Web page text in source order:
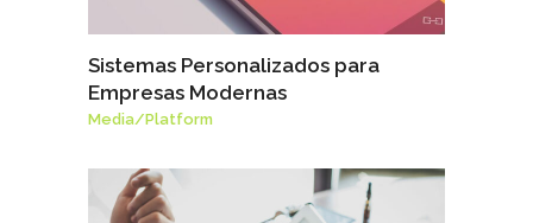
Sistemas Personalizados para
Empresas Modernas
Media/Platform